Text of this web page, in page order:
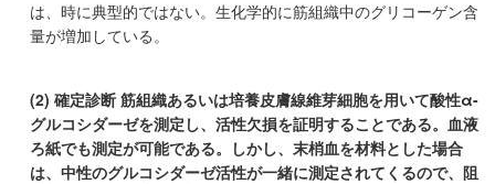
は、時に典型的ではない。生化学的に筋組織中のグリコーゲン含
量が増加している。
(2) 確定診断 筋組織あるいは培養皮膚線維芽細胞を用いて酸性α-
グルコシダーゼを測定し、活性欠損を証明することである。血液
ろ紙でも測定が可能である。しかし、末梢血を材料とした場合
は、中性のグルコシダーゼ活性が一緒に測定されてくるので、阻